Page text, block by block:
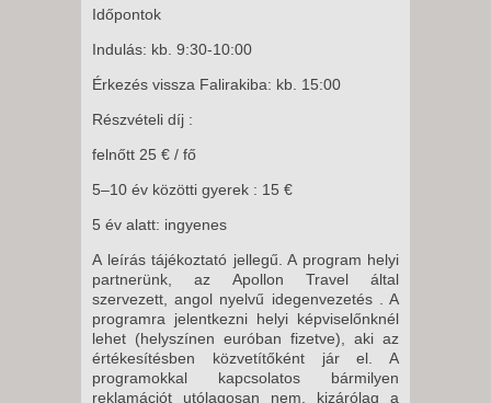
Időpontok
Indulás: kb. 9:30-10:00
Érkezés vissza Falirakiba: kb. 15:00
Részvételi díj :
felnőtt 25 € / fő
5–10 év közötti gyerek : 15 €
5 év alatt: ingyenes
A leírás tájékoztató jellegű. A program helyi
partnerünk, az Apollon Travel által
szervezett, angol nyelvű idegenvezetés . A
programra jelentkezni helyi képviselőnknél
lehet (helyszínen euróban fizetve), aki az
értékesítésben közvetítőként jár el. A
programokkal kapcsolatos bármilyen
reklamációt utólagosan nem, kizárólag a